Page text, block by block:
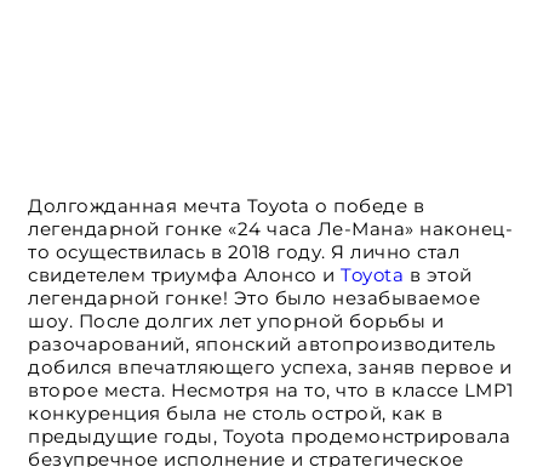
Долгожданная мечта Toyota о победе в
легендарной гонке «24 часа Ле-Мана» наконец-
то осуществилась в 2018 году. Я лично стал
свидетелем триумфа Алонсо и Toyota в этой
легендарной гонке! Это было незабываемое
шоу. После долгих лет упорной борьбы и
разочарований, японский автопроизводитель
добился впечатляющего успеха, заняв первое и
второе места. Несмотря на то, что в классе LMP1
конкуренция была не столь острой, как в
предыдущие годы, Toyota продемонстрировала
безупречное исполнение и стратегическое